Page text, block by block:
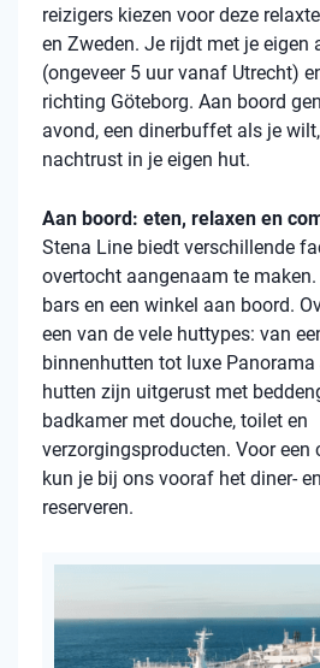
reizigers kiezen voor deze
en Zweden. Je rijdt met je eigen
(ongeveer 5 uur vanaf Utrecht)
richting Göteborg. Aan boord
avond, een dinerbuffet als je
nachtrust in je eigen hut.
Aan boord: eten, relaxen en
Stena Line biedt verschillende
overtocht aangenaam te
bars en een winkel aan boord.
een van de vele huttypes: van
binnenhutten tot luxe
hutten zijn uitgerust met
badkamer met douche, toilet en
verzorgingsproducten. Voor een
kun je bij ons vooraf het diner-
reserveren.